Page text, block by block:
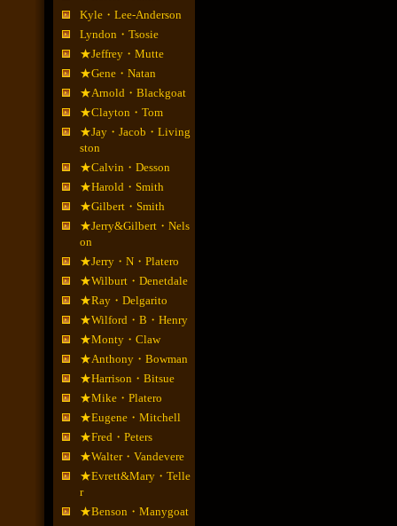
Kyle・Lee-Anderson
Lyndon・Tsosie
★Jeffrey・Mutte
★Gene・Natan
★Arnold・Blackgoat
★Clayton・Tom
★Jay・Jacob・Living
ston
★Calvin・Desson
★Harold・Smith
★Gilbert・Smith
★Jerry&Gilbert・Nels
on
★Jerry・N・Platero
★Wilburt・Denetdale
★Ray・Delgarito
★Wilford・B・Henry
★Monty・Claw
★Anthony・Bowman
★Harrison・Bitsue
★Mike・Platero
★Eugene・Mitchell
★Fred・Peters
★Walter・Vandevere
★Evrett&Mary・Telle
r
★Benson・Manygoat